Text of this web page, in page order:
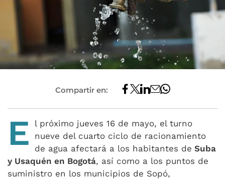
Compartir en:
E
l próximo jueves 16 de mayo, el turno
nueve del cuarto ciclo de racionamiento
de agua afectará a los habitantes de Suba
y Usaquén en Bogotá, así como a los puntos de
suministro en los municipios de Sopó,